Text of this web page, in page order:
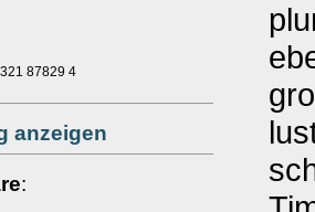
87829 4
anzeigen
: